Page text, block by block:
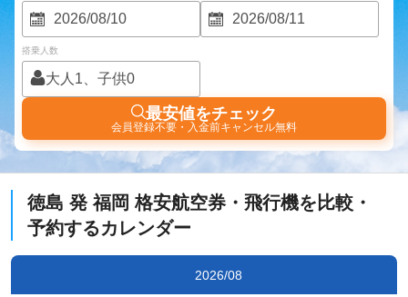
搭乗人数
大人1、子供0
最安値をチェック
会員登録不要・入金前キャンセル無料
徳島 発福岡格安航空券・飛行機を比較・
予約するカレンダー
2026/08